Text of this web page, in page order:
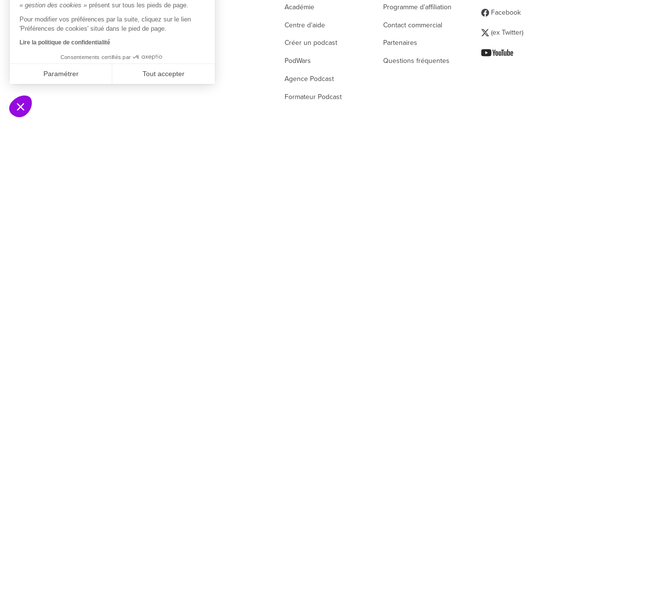
ISO/IEC 27001
Académie
Centre d’aide
Créer un podcast
PodWars
Agence Podcast
Formateur Podcast
Programme d’affiliation
Contact commercial
Partenaires
Questions fréquentes
Facebook
(ex Twitter)
« gestion des cookies » présent sur tous les pieds de page.
Pour modifier vos préférences par la suite, cliquez sur le lien
'Préférences de cookies' situé dans le pied de page.
Lire la politique de confidentialité
Consentements certifiés par
Paramétrer Tout accepter
Notre plateforme vous permet d'adapter et de gérer vos paramètres de confidentialité, en garantissant la conformité avec les réglementations.